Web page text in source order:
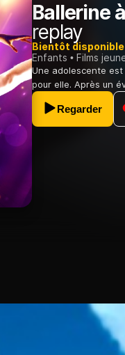
Ballerine
replay
Bientôt disponible
Enfants
Films
Une adolescente
pour elle. Après un
Regarder